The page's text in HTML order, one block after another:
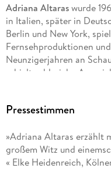
Adriana Altaraswurde
in Italien, später in
Berlin und New York,
Fernsehproduktionen
Neunzigerjahren an
erhielt zahlreiche
Deutschen Hörbuchpreis.
aus«, 2017 »Das Meer
»Die jüdische
schlechter Gesellschaft«.
Pressestimmen
»Adriana Altaras erzählt
großem Witz und
« Elke Heidenreich,